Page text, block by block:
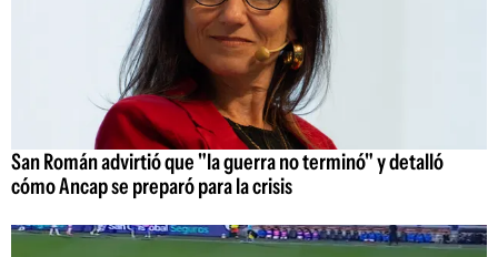
San Román advirtió que "la guerra no terminó" y detalló
cómo Ancap se preparó para la crisis